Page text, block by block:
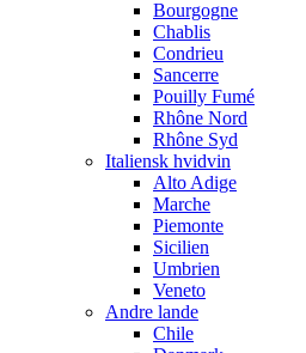
Bourgogne
Chablis
Condrieu
Sancerre
Pouilly Fumé
Rhône Nord
Rhône Syd
Italiensk hvidvin
Alto Adige
Marche
Piemonte
Sicilien
Umbrien
Veneto
Andre lande
Chile